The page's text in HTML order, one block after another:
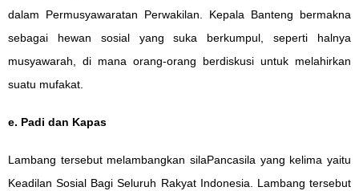
dalam Permusyawaratan Perwakilan. Kepala Banteng bermakna
sebagai hewan sosial yang suka berkumpul, seperti halnya
musyawarah, di mana orang-orang berdiskusi untuk melahirkan
suatu mufakat.
e. Padi dan Kapas
Lambang tersebut melambangkan silaPancasila yang kelima yaitu
Keadilan Sosial Bagi Seluruh Rakyat Indonesia. Lambang tersebut